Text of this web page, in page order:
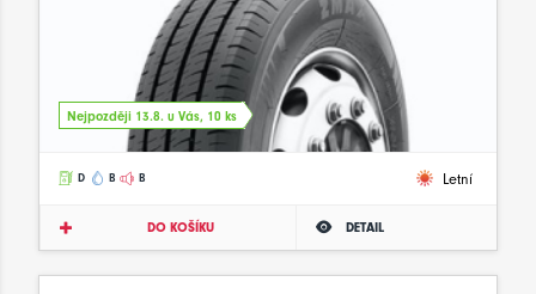
Nejpozději 13.8. u Vás, 10 ks
D B B Letní
DO KOŠÍKU DETAIL